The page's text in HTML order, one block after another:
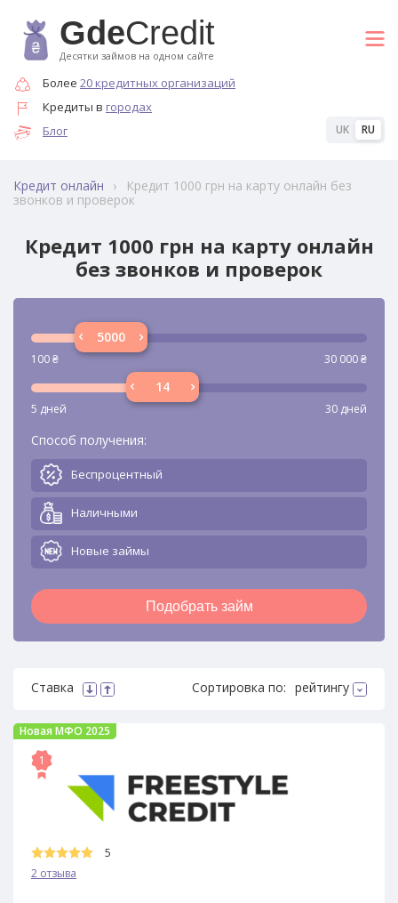
GdeCredit
Десятки займов на одном сайте
Более 20 кредитных организаций
Кредиты в городах
Блог
UK RU
Кредит онлайн ›
Кредит 1000 грн на карту онлайн без
звонков и проверок
Кредит 1000 грн на карту онлайн
без звонков и проверок
100₴ 30 000₴
5 дней 30 дней
Способ получения:
Беспроцентный
Наличными
Новые займы
Подобрать займ
Ставка Сортировка по: рейтингу
Новая МФО 2025
1
5
2 отзыва